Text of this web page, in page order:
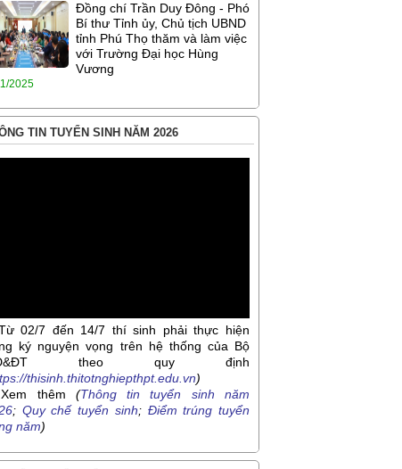
Đồng chí Trần Duy Đông - Phó
Bí thư Tỉnh ủy, Chủ tịch UBND
tỉnh Phú Thọ thăm và làm việc
với Trường Đại học Hùng
Vương
2025
TIN TUYỂN SINH NĂM 2026
02/7 đến 14/7 thí sinh phải thực hiện
ký nguyện vọng trên hệ thống của Bộ
theo quy định
thisinh.thitotnghiepthpt.edu.vn)
thêm (Thông tin tuyển sinh năm
; Quy chế tuyển sinh; Điểm trúng tuyển
năm)